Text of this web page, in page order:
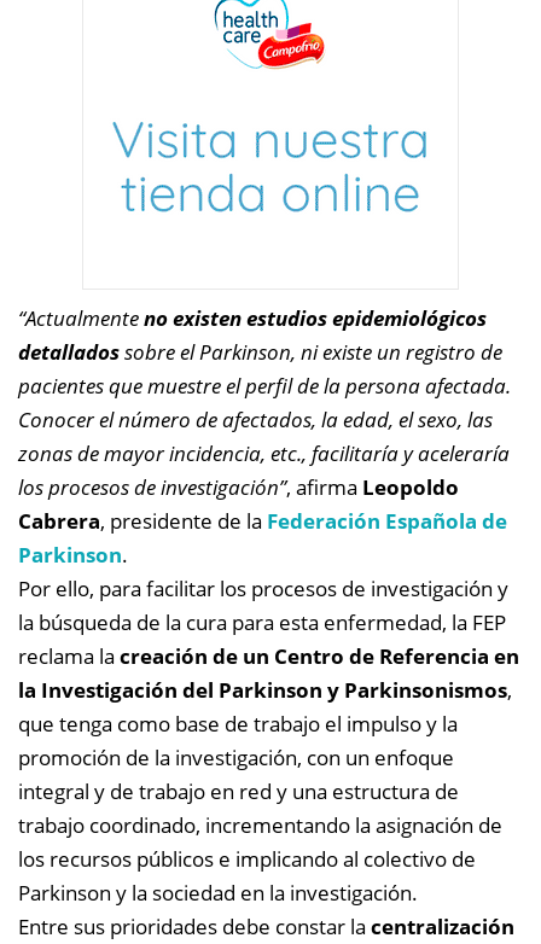
“Actualmenteno existen estudios epidemiológicos
detalladossobre el Parkinson, ni existe un registro de
pacientes que muestre el perfil de la persona afectada.
Conocer el número de afectados, la edad, el sexo, las
zonas de mayor incidencia, etc., facilitaría y aceleraría
los procesos de investigación”, afirma Leopoldo
Cabrera, presidente de la Federación Española de
Parkinson.
Por ello, para facilitar los procesos de investigación y
la búsqueda de la cura para esta enfermedad, la FEP
reclama la creación de un Centro de Referencia en
la Investigación del Parkinson y Parkinsonismos,
que tenga como base de trabajo el impulso y la
promoción de la investigación, con un enfoque
integral y de trabajo en red y una estructura de
trabajo coordinado, incrementando la asignación de
los recursos públicos e implicando al colectivo de
Parkinson y la sociedad en la investigación.
Entre sus prioridades debe constar la centralización